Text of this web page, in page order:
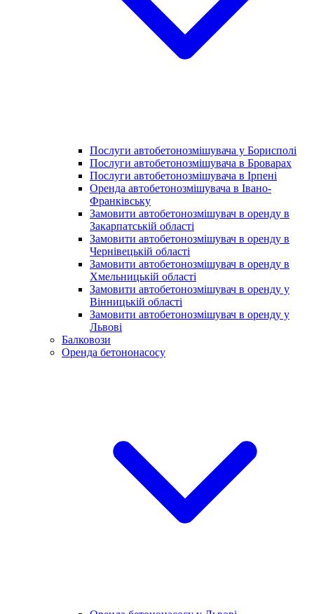
Послуги автобетонозмішувача у Борисполі
Послуги автобетонозмішувача в Броварах
Послуги автобетонозмішувача в Ірпені
Оренда автобетонозмішувача в Івано-
Франківську
Замовити автобетонозмішувач в оренду в
Закарпатській області
Замовити автобетонозмішувач в оренду в
Чернівецькій області
Замовити автобетонозмішувач в оренду в
Хмельницькій області
Замовити автобетонозмішувач в оренду у
Вінницькій області
Замовити автобетонозмішувач в оренду у
Львові
Балковози
Оренда бетононасосу